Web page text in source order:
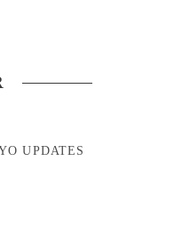
UPDATES